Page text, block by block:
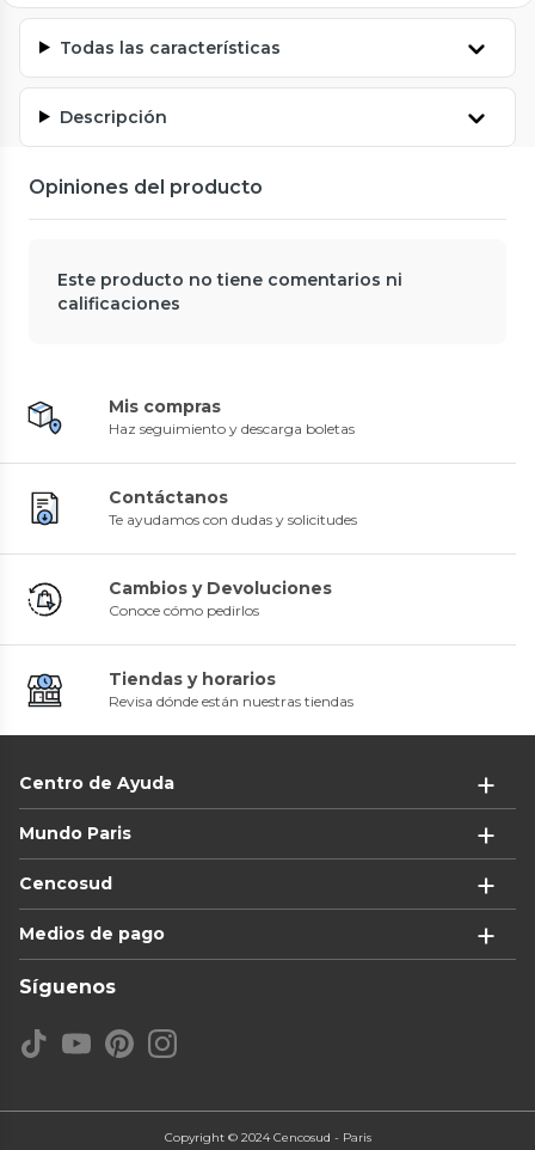
Todas las características
Descripción
Opiniones del producto
Este producto no tiene comentarios ni
calificaciones
Mis compras
Haz seguimiento y descarga boletas
Contáctanos
Te ayudamos con dudas y solicitudes
Cambios y Devoluciones
Conoce cómo pedirlos
Tiendas y horarios
Revisa dónde están nuestras tiendas
Centro de Ayuda
Mundo Paris
Cencosud
Medios de pago
Síguenos
Copyright © 2024 Cencosud - Paris